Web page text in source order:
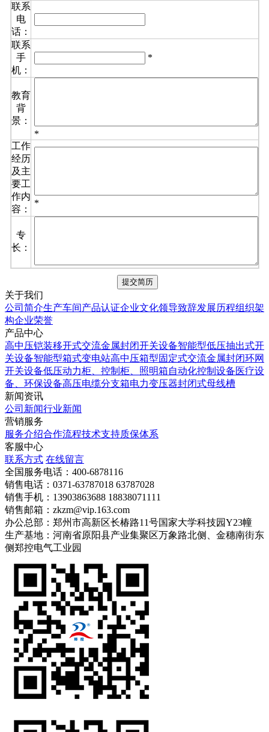
联系
电
话：
联系
手
机：
*
教育
背
景：
*
工作
经历
及主
要工
作内
容：
*
专
长：
关于我们
公司简介生产车间产品认证企业文化领导致辞发展历程组织架
构企业荣誉
产品中心
高中压铠装移开式交流金属封闭开关设备智能型低压抽出式开
关设备智能型箱式变电站高中压箱型固定式交流金属封闭环网
开关设备低压动力柜、控制柜、照明箱自动化控制设备医疗设
备、环保设备高压电缆分支箱电力变压器封闭式母线槽
新闻资讯
公司新闻行业新闻
营销服务
服务介绍合作流程技术支持质保体系
客服中心
联系方式 在线留言
全国服务电话：400-6878116
销售电话：0371-63787018 63787028
销售手机：13903863688 18838071111
销售邮箱：zkzm@vip.163.com
办公总部：郑州市高新区长椿路11号国家大学科技园Y23幢
生产基地：河南省原阳县产业集聚区万象路北侧、金穗南街东
侧郑控电气工业园